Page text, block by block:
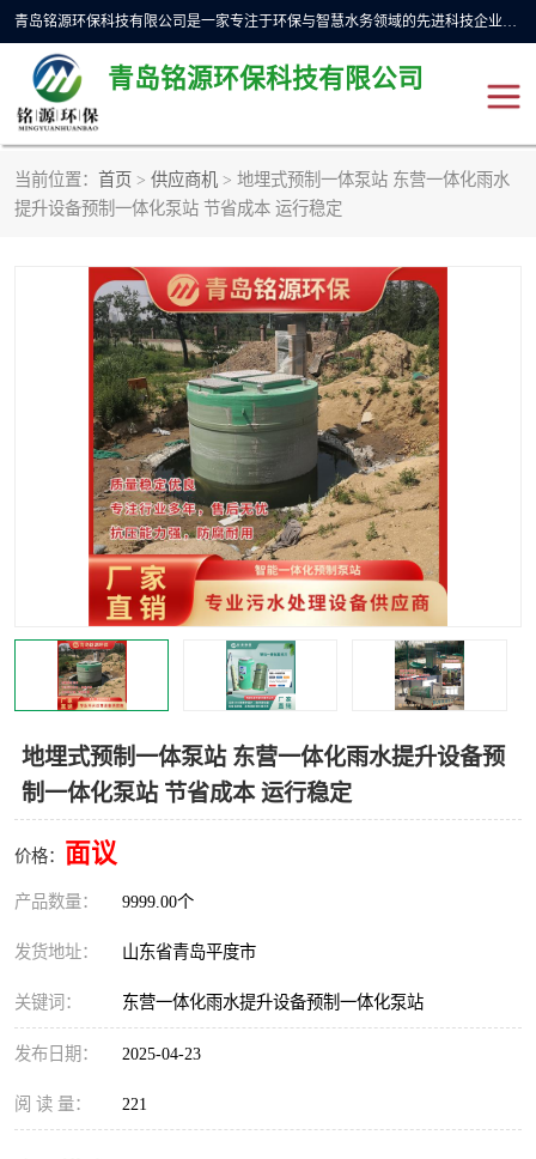
青岛铭源环保科技有限公司是一家专注于环保与智慧水务领域的先进科技企业，公司专注于云智能一体化预制泵站、水务循环利用、海绵城市、云智慧水务开发及新型环保技术研发等领域。铭源环保以为客户提供优质产品、专业技术服务为己任。为客户提供量身定制方案，提供多种配置方案满足实际使用要求。严控供货周期，并提供高标准后期维护。以环保为己任，视质量如生命，以技术做先导，靠诚信赢客户。
青岛铭源环保科技有限公司
当前位置： 首页 > 供应商机 > 地埋式预制一体泵站 东营一体化雨水
提升设备预制一体化泵站 节省成本 运行稳定
地埋式预制一体泵站 东营一体化雨水提升设备预
制一体化泵站 节省成本 运行稳定
价格： 面议
产品数量： 9999.00个
发货地址： 山东省青岛平度市
关键词： 东营一体化雨水提升设备预制一体化泵站
发布日期： 2025-04-23
阅 读 量： 221
一体化HMPP泵站 气动柔性截污装置
智能截流井 智能旋转喷射器
下开式堰门 液动限流闸门
加压泵房/灌溉泵房 一体化预制泵站
不锈钢浮筒阀 真空冲洗装置
雨水收集回用装置 门式冲洗装置
智能一体化灌溉泵房 一体化污水处理泵房
水面垃圾清理装置 浅层砂过滤装置
一体化泵闸
真空冲洗设备 翻转式堰门
水平自清洗格栅
灌溉泵房